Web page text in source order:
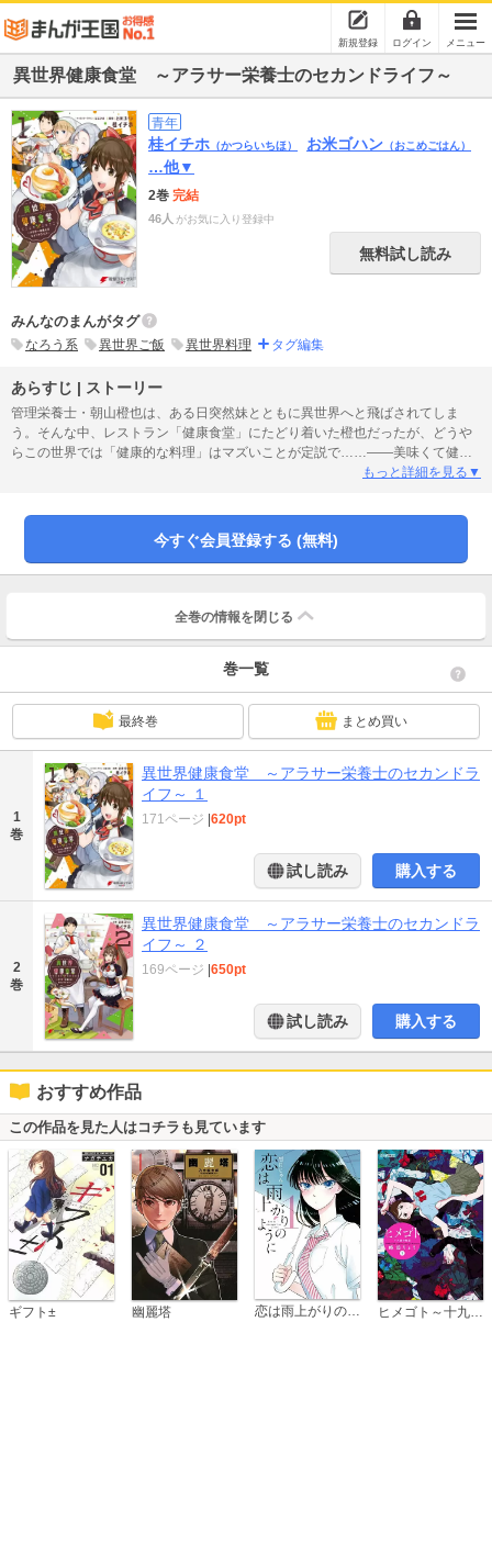
新規登録 ログイン メニュー
異世界健康食堂 ～アラサー栄養士のセカンドライフ～
青年
桂イチホ （かつらいちほ） お米ゴハン （おこめごはん）
…他▼
2巻 完結
46人 がお気に入り登録中
無料試し読み
みんなのまんがタグ
なろう系 異世界ご飯 異世界料理 タグ編集
あらすじ | ストーリー
管理栄養士・朝山橙也は、ある日突然妹とともに異世界へと飛ばされてしま
う。そんな中、レストラン「健康食堂」にたどり着いた橙也だったが、どうや
らこの世界では「健康的な料理」はマズいことが定説で……――美味くて健康
的な料理はない。そんな極端な価値観を持つ国ミレイスカイに、ひょんなこと
器具に困らない異世界に行けることになったまでは良かったが、科学的技術の
未発達により、栄養学があまり受け入れられていない国で、それぞれが好きな
ように食事を摂るのが常識だった。そんな中、立ち寄ったのが「健康食堂」と
いう名の店。栄養学的観点がゆるいこの世界で、「食からの健康」を求めた料
されたのは、彼が求める料理とは程遠いものがあった……。異世界では貴重な
を覆す――!?
もっと詳細を見る▼
今すぐ会員登録する (無料)
全巻の情報を 閉じる
巻一覧
最終巻 まとめ買い
1
巻
異世界健康食堂 ～アラサー栄養士のセカンドラ
イフ～ １
171ページ 620pt
試し読み 購入する
2
巻
異世界健康食堂 ～アラサー栄養士のセカンドラ
イフ～ ２
169ページ 650pt
試し読み 購入する
おすすめ作品
この作品を見た人はコチラも見ています
ギフト± 幽麗塔 恋は雨上がりのように